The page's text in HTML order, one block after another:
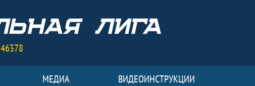
46378
МЕДИА ВИДЕОИНСТРУКЦИИ